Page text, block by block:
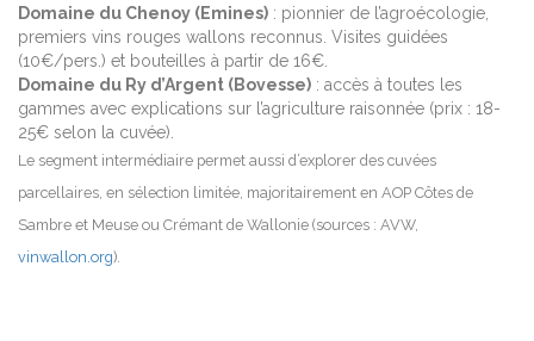
Domaine du Chenoy (Emines) : pionnier de l’agroécologie,
premiers vins rouges wallons reconnus. Visites guidées
(10€/pers.) et bouteilles à partir de 16€.
Domaine du Ry d’Argent (Bovesse) : accès à toutes les
gammes avec explications sur l’agriculture raisonnée (prix : 18-
25€ selon la cuvée).
Le segment intermédiaire permet aussi d’explorer des cuvées
parcellaires, en sélection limitée, majoritairement en AOP Côtes de
Sambre et Meuse ou Crémant de Wallonie (sources : AVW,
vinwallon.org).